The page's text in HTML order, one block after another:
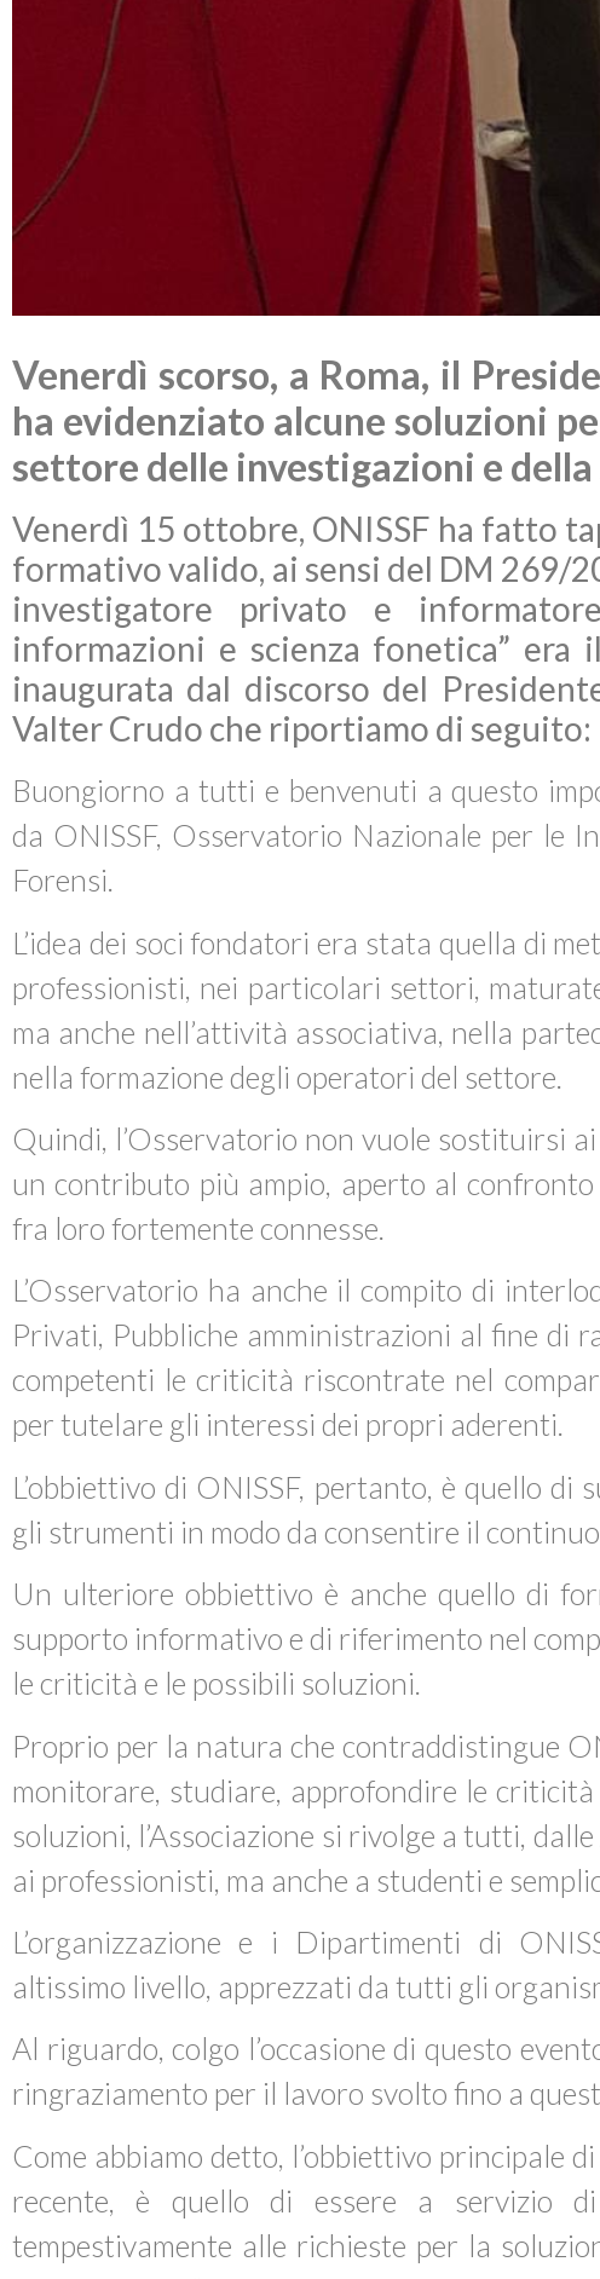
Venerdì scorso, a Roma, il
ha evidenziato alcune soluzioni
settore delle investigazioni e
Venerdì 15 ottobre, ONISSF ha fatto
formativo valido, ai sensi del DM 269/
investigatore privato e informatore
informazioni e scienza fonetica” era
inaugurata dal discorso del
Valter Crudo che riportiamo di seguito:
Buongiorno a tutti e benvenuti a questo
da ONISSF, Osservatorio Nazionale per le
Forensi.
L’idea dei soci fondatori era stata quella di
professionisti, nei particolari settori,
ma anche nell’attività associativa, nella
nella formazione degli operatori del settore.
Quindi, l’Osservatorio non vuole sostituirsi
un contributo più ampio, aperto al
fra loro fortemente connesse.
L’Osservatorio ha anche il compito di
Privati, Pubbliche amministrazioni al fine di
competenti le criticità riscontrate nel
per tutelare gli interessi dei propri aderenti.
L’obbiettivo di ONISSF, pertanto, è quello
gli strumenti in modo da consentire il
Un ulteriore obbiettivo è anche quello di
supporto informativo e di riferimento nel
le criticità e le possibili soluzioni.
Proprio per la natura che contraddistingue
monitorare, studiare, approfondire le
soluzioni, l’Associazione si rivolge a tutti,
ai professionisti, ma anche a studenti e
L’organizzazione e i Dipartimenti di
altissimo livello, apprezzati da tutti gli
Al riguardo, colgo l’occasione di questo
ringraziamento per il lavoro svolto fino a
Come abbiamo detto, l’obbiettivo principale
recente, è quello di essere a servizio
tempestivamente alle richieste per la